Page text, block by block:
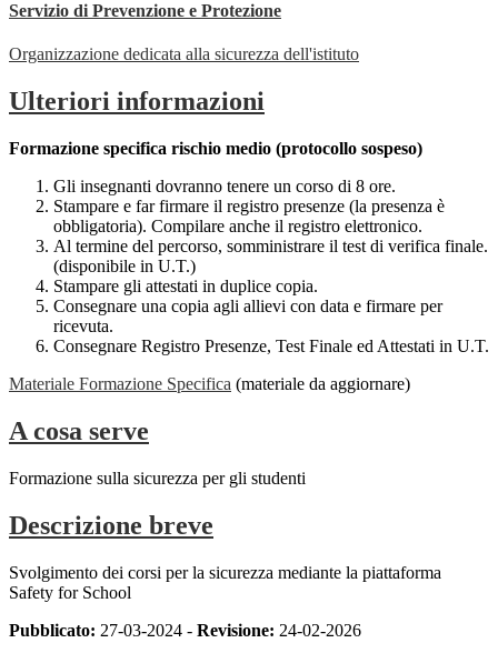
Servizio di Prevenzione e Protezione
Organizzazione dedicata alla sicurezza dell'istituto
Ulteriori informazioni
Formazione specifica rischio medio (protocollo sospeso)
Gli insegnanti dovranno tenere un corso di 8 ore.
Stampare e far firmare il registro presenze (la presenza è
obbligatoria). Compilare anche il registro elettronico.
Al termine del percorso, somministrare il test di verifica finale.
(disponibile in U.T.)
Stampare gli attestati in duplice copia.
Consegnare una copia agli allievi con data e firmare per
ricevuta.
Consegnare Registro Presenze, Test Finale ed Attestati in U.T.
Materiale Formazione Specifica (materiale da aggiornare)
A cosa serve
Formazione sulla sicurezza per gli studenti
Descrizione breve
Svolgimento dei corsi per la sicurezza mediante la piattaforma
Safety for School
Pubblicato: 27-03-2024 - Revisione: 24-02-2026